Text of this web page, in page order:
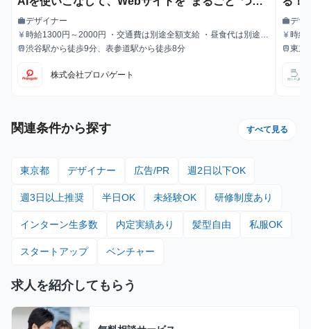
る側へ| Web制作の進行管理を担うインターン生募
集！#Webデザイン #生成AI #プログラミング知識
不要
職種
workデザイナー
給与
currency_yen時給1300円～2000円 ・交通費は別途全額支給 ・昼食代は別途全
額支給
最寄駅
train渋谷駅から徒歩9分、表参道駅から徒歩8分
株式会社プロパゲート
職種
workデザ
給与
currency_yen時給
ヶ月
最寄駅
train東京
関連条件から探す すべて見る
東京都 デザイナー 広告/PR 週2日以下OK
週3日以上推奨 半日OK 未経験OK 研修制度あり
インターン生多数 内定実績あり 髪型自由 私服OK
スタートアップ ベンチャー
求人を紹介してもらう